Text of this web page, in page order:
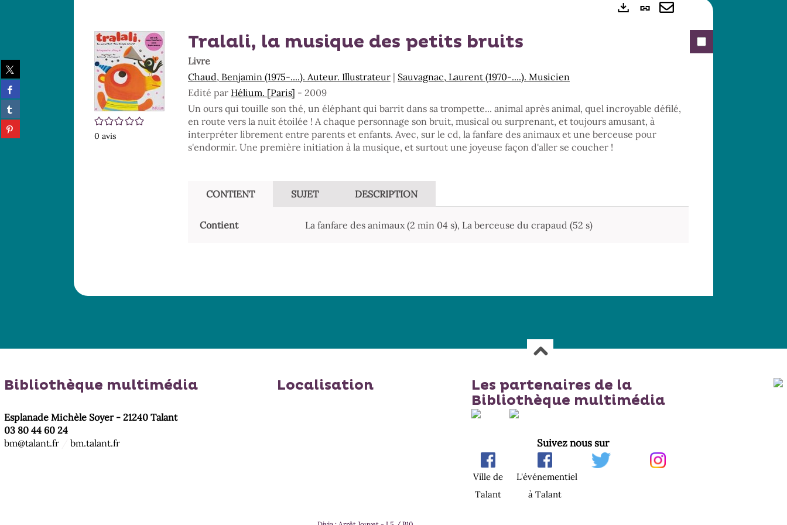
Partager
sur
twitter
(Nouvelle
fenêtre)
Partager
sur
facebook
(Nouvelle
fenêtre)
Partager
sur
tumblr
(Nouvelle
Partager
sur
Lien
permanent
(Nouvelle
Envoyer
/5
0 avis
Tralali, la musique des petits bruits
Livre
Chaud, Benjamin (1975-....). Auteur. Illustrateur | Sauvagnac, Laurent (1970-....). Musicien
Edité par Hélium. [Paris] - 2009
Un ours qui touille son thé, un éléphant qui barrit dans sa trompette... animal après animal, quel incroyable défilé,
en route vers la nuit étoilée ! A chaque personnage son bruit, musical ou surprenant, et toujours amusant, à
interpréter librement entre parents et enfants. Avec, sur le cd, la fanfare des animaux et une berceuse pour
s'endormir. Une première initiation à la musique, et surtout une joyeuse façon d'aller se coucher !
CONTIENT SUJET DESCRIPTION
Contient La fanfare des animaux (2 min 04 s), La berceuse du crapaud (52 s)
Bibliothèque multimédia
Esplanade Michèle Soyer - 21240 Talant
03 80 44 60 24
bm@talant.fr
bm.talant.fr
Localisation
Les partenaires de la
Bibliothèque multimédia
Suivez nous sur
Ville de
Talant
L'événementiel
à Talant